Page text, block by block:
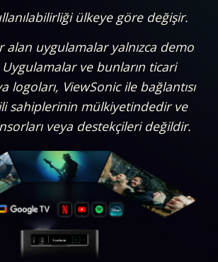
ülkeye göre değişir.​​​
uygulamalar yalnızca demo
Uygulamalar ve bunların ticari
logoları, ViewSonic ile bağlantısı
sahiplerinin mülkiyetindedir ve
veya destekçileri değildir.